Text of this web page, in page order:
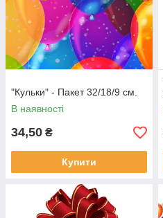
"Кульки" - Пакет 32/18/9 см.
В наявності
34,50 ₴
Купити